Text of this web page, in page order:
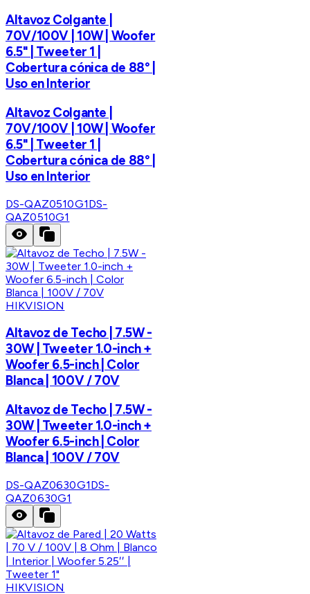
Altavoz Colgante |
70V/100V | 10W | Woofer
6.5" | Tweeter 1 |
Cobertura cónica de 88° |
Uso en Interior
Altavoz Colgante |
70V/100V | 10W | Woofer
6.5" | Tweeter 1 |
Cobertura cónica de 88° |
Uso en Interior
DS-QAZ0510G1DS-
QAZ0510G1
HIKVISION
Altavoz de Techo | 7.5W -
30W | Tweeter 1.0-inch +
Woofer 6.5-inch | Color
Blanca | 100V / 70V
Altavoz de Techo | 7.5W -
30W | Tweeter 1.0-inch +
Woofer 6.5-inch | Color
Blanca | 100V / 70V
DS-QAZ0630G1DS-
QAZ0630G1
HIKVISION